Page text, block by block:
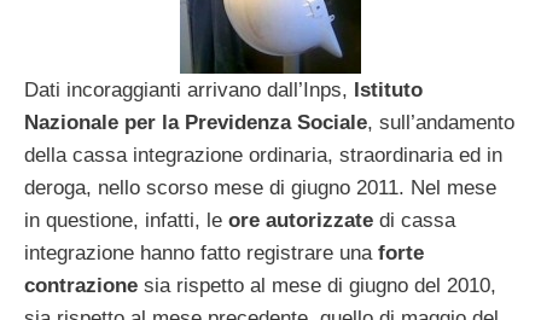
Dati incoraggianti arrivano dall’Inps, Istituto
Nazionale per la Previdenza Sociale, sull’andamento
della cassa integrazione ordinaria, straordinaria ed in
deroga, nello scorso mese di giugno 2011. Nel mese
in questione, infatti, le ore autorizzate di cassa
integrazione hanno fatto registrare una forte
contrazione sia rispetto al mese di giugno del 2010,